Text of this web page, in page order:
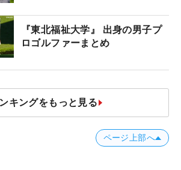
『東北福祉大学』 出身の男子プ
ロゴルファーまとめ
キングをもっと見る
ページ上部へ